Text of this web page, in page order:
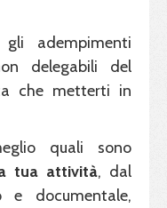
adempimenti
delegabili del
che metterti in
quali sono
tua attività, dal
documentale,